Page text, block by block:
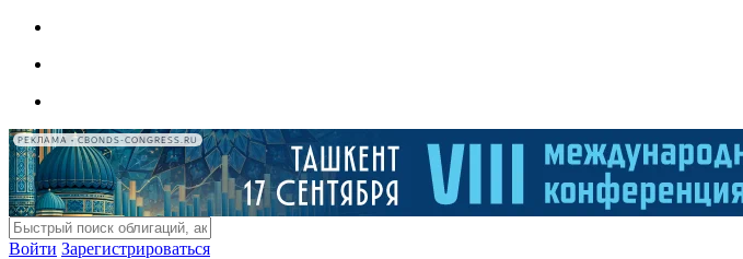
РЕКЛАМА • CBONDS-CONGRESS.RU
Войти Зарегистрироваться